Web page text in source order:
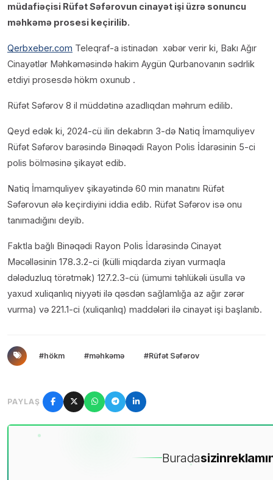
müdafiəçisi Rüfət Səfərovun cinayət işi üzrə sonuncu
məhkəmə prosesi keçirilib.
Qerbxeber.com Teleqraf-a istinadən xəbər verir ki, Bakı Ağır
Cinayətlər Məhkəməsində hakim Aygün Qurbanovanın sədrlik
etdiyi prosesdə hökm oxunub .
Rüfət Səfərov 8 il müddətinə azadlıqdan məhrum edilib.
Qeyd edək ki, 2024-cü ilin dekabrın 3-də Natiq İmamquliyev
Rüfət Səfərov barəsində Binəqədi Rayon Polis İdarəsinin 5-ci
polis bölməsinə şikayət edib.
Natiq İmamquliyev şikayətində 60 min manatını Rüfət
Səfərovun ələ keçirdiyini iddia edib. Rüfət Səfərov isə onu
tanımadığını deyib.
Faktla bağlı Binəqədi Rayon Polis İdarəsində Cinayət
Məcəlləsinin 178.3.2-ci (külli miqdarda ziyan vurmaqla
dələduzluq törətmək) 127.2.3-cü (ümumi təhlükəli üsulla və
yaxud xuliqanlıq niyyəti ilə qəsdən sağlamlığa az ağır zərər
vurma) və 221.1-ci (xuliqanlıq) maddələri ilə cinayət işi başlanıb.
#hökm #məhkəmə #Rüfət Səfərov
PAYLAŞ
Buradasizin